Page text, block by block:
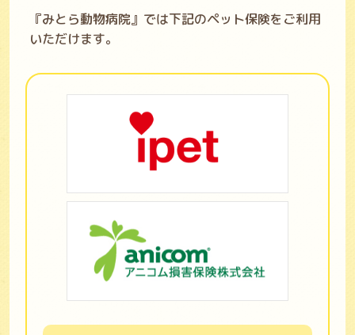
『みとら動物病院』では下記のペット保険をご利用
いただけます。